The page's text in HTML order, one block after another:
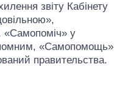
звіту Кабінету
«Самопоміч» у
«Самопомощь»
правительства.